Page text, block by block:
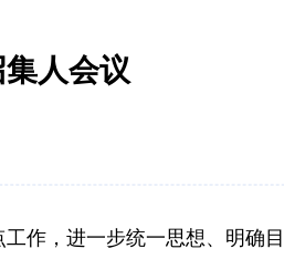
人会议
作，进一步统一思想、明确